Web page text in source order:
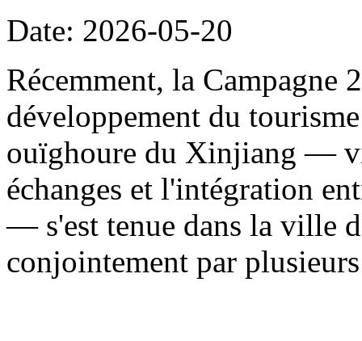
Date: 2026-05-20
Récemment, la Campagne
développement du
ouïghoure du Xinjiang —
échanges et l'intégration
— s'est tenue dans la ville
conjointement par